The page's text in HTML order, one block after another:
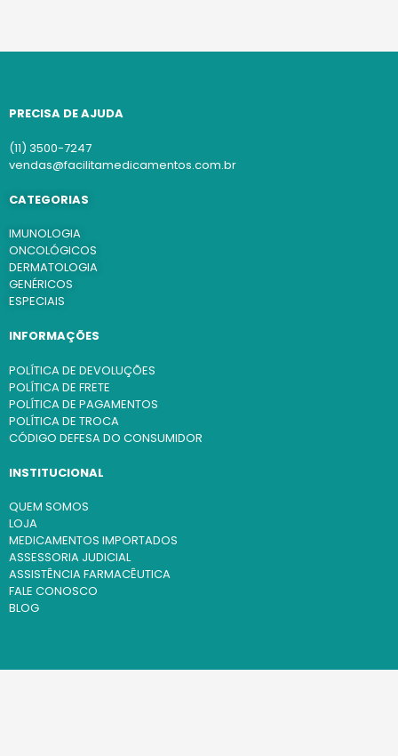
PRECISA DE AJUDA
(11) 3500-7247
vendas@facilitamedicamentos.com.br
CATEGORIAS
IMUNOLOGIA
ONCOLÓGICOS
DERMATOLOGIA
GENÉRICOS
ESPECIAIS
INFORMAÇÕES
POLÍTICA DE DEVOLUÇÕES
POLÍTICA DE FRETE
POLÍTICA DE PAGAMENTOS
POLÍTICA DE TROCA
CÓDIGO DEFESA DO CONSUMIDOR
INSTITUCIONAL
QUEM SOMOS
LOJA
MEDICAMENTOS IMPORTADOS
ASSESSORIA JUDICIAL
ASSISTÊNCIA FARMACÊUTICA
FALE CONOSCO
BLOG